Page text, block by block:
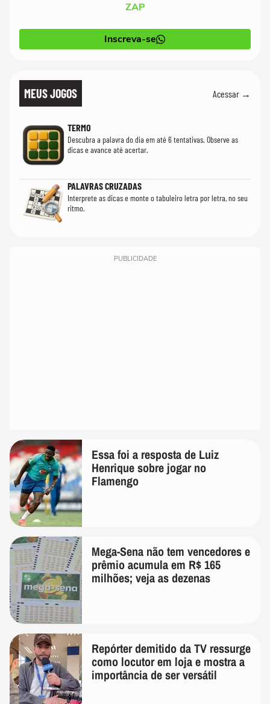
ZAP
Inscreva-se
MEUS JOGOS Acessar →
TERMO
Descubra a palavra do dia em até 6 tentativas. Observe as
dicas e avance até acertar.
PALAVRAS CRUZADAS
Interprete as dicas e monte o tabuleiro letra por letra, no seu
ritmo.
PUBLICIDADE
Essa foi a resposta de Luiz
Henrique sobre jogar no
Flamengo
Mega-Sena não tem vencedores e
prêmio acumula em R$ 165
milhões; veja as dezenas
Repórter demitido da TV ressurge
como locutor em loja e mostra a
importância de ser versátil